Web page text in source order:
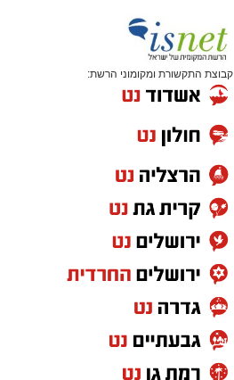
קבוצת התקשורת ומקומוני הרשת: